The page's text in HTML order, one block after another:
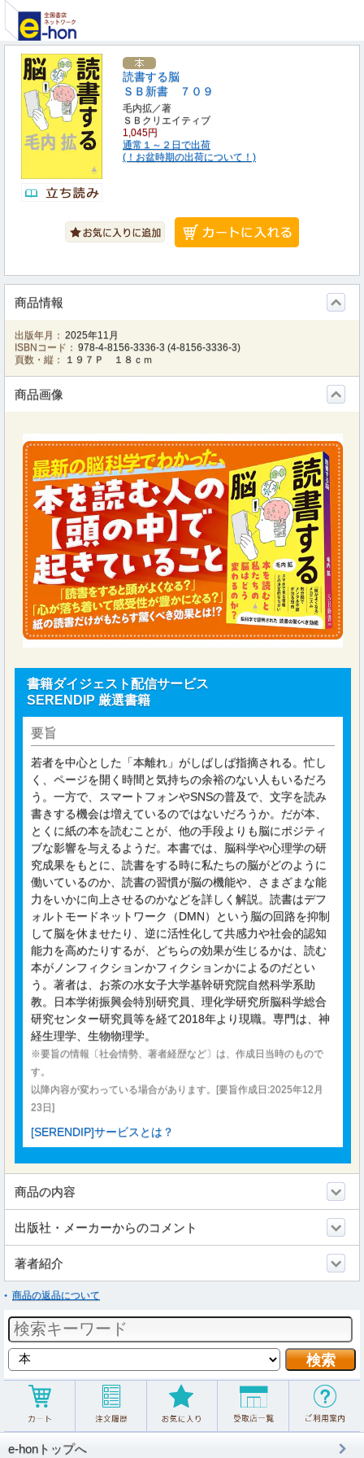
読書する脳
ＳＢ新書 ７０９
毛内拡／著
ＳＢクリエイティブ
1,045円
通常１～２日で出荷
(！お盆時期の出荷について！)
商品情報
出版年月： 2025年11月
ISBNコード： 978-4-8156-3336-3 (4-8156-3336-3)
頁数・縦：
１９７Ｐ １８ｃｍ
商品画像
書籍ダイジェスト配信サービス
SERENDIP 厳選書籍
要旨
若者を中心とした「本離れ」がしばしば指摘される。忙し
く、ページを開く時間と気持ちの余裕のない人もいるだろ
う。一方で、スマートフォンやSNSの普及で、文字を読み
書きする機会は増えているのではないだろうか。だが本、
とくに紙の本を読むことが、他の手段よりも脳にポジティ
ブな影響を与えるようだ。本書では、脳科学や心理学の研
究成果をもとに、読書をする時に私たちの脳がどのように
働いているのか、読書の習慣が脳の機能や、さまざまな能
力をいかに向上させるのかなどを詳しく解説。読書はデフ
ォルトモードネットワーク（DMN）という脳の回路を抑制
して脳を休ませたり、逆に活性化して共感力や社会的認知
能力を高めたりするが、どちらの効果が生じるかは、読む
本がノンフィクションかフィクションかによるのだとい
う。著者は、お茶の水女子大学基幹研究院自然科学系助
教。日本学術振興会特別研究員、理化学研究所脳科学総合
研究センター研究員等を経て2018年より現職。専門は、神
経生理学、生物物理学。
※要旨の情報〔社会情勢、著者経歴など〕は、作成日当時のもので
す。
以降内容が変わっている場合があります。[要旨作成日:2025年12月
23日]
[SERENDIP]サービスとは？
商品の内容
出版社・メーカーからのコメント
著者紹介
商品の返品について
e-honトップへ